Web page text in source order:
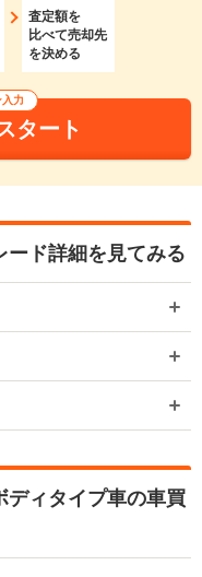
査定額を
比べて売却先
を決める
力
タート
ード詳細を見てみる
ディタイプ車の車買